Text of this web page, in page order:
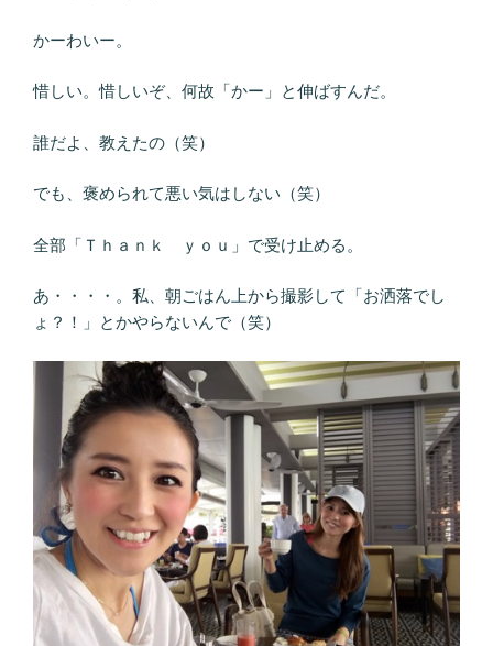
かーわいー。
惜しい。惜しいぞ、何故「かー」と伸ばすんだ。
誰だよ、教えたの（笑）
でも、褒められて悪い気はしない（笑）
全部「Ｔｈａｎｋ ｙｏｕ」で受け止める。
あ・・・・。私、朝ごはん上から撮影して「お洒落でし
ょ？！」とかやらないんで（笑）